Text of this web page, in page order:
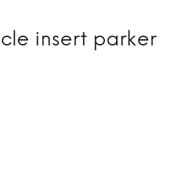
insert parker